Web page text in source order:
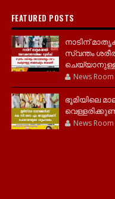
FEATURED POSTS
നാടിന്
സ്വന്തം
News Room
ഭൂമിയിലെ
News Room